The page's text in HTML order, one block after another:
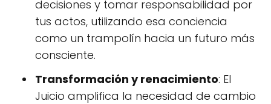
decisiones y tomar responsabilidad por
tus actos, utilizando esa conciencia
como un trampolín hacia un futuro más
consciente.
Transformación y renacimiento: El
Juicio amplifica la necesidad de cambio